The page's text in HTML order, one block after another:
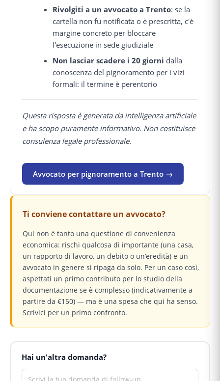
Rivolgiti a un avvocato a Trento: se la
cartella non fu notificata o è prescritta, c'è
margine concreto per bloccare
l'esecuzione in sede giudiziale
Non lasciar scadere i 20 giorni dalla
conoscenza del pignoramento per i vizi
formali: il termine è perentorio
Questa risposta è generata da intelligenza artificiale
e ha scopo puramente informativo. Non costituisce
consulenza legale professionale.
Avvocato per pignoramento a Trento →
Ti conviene contattare un avvocato?
Qui non è tanto una questione di convenienza
economica: rischi qualcosa di importante (una casa,
un rapporto di lavoro, un debito o un’eredità) e un
avvocato in genere si ripaga da solo. Per un caso così,
aspettati un primo contributo per lo studio della
documentazione se è complesso (indicativamente a
partire da €150) — ma è una spesa che qui ha senso.
Scrivici per un primo confronto.
Hai un'altra domanda?